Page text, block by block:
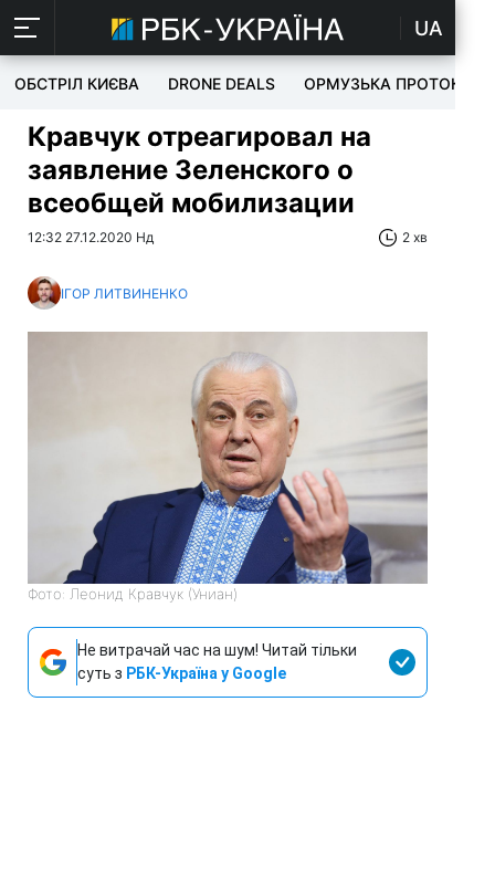
UA
ОБСТРІЛ КИЄВА DRONE DEALS ОРМУЗЬКА ПРОТОКА
Кравчук отреагировал на
заявление Зеленского о
всеобщей мобилизации
12:32 27.12.2020 Нд 2 хв
ІГОР ЛИТВИНЕНКО
Фото: Леонид Кравчук (Униан)
Не витрачай час на шум! Читай тільки
суть з РБК-Україна у Google